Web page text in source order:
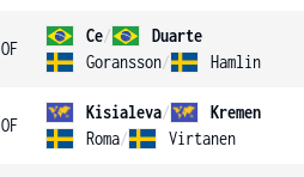
OF
Ce/
Duarte
Goransson/ Hamlin
OF
Kisialeva/
Kremen
Roma/ Virtanen